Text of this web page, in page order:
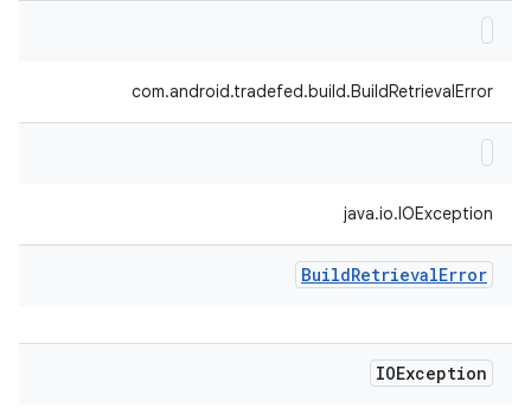
com.android.tradefed.build.BuildRetrievalError
java.io.IOException
BuildRetrievalError
IOException